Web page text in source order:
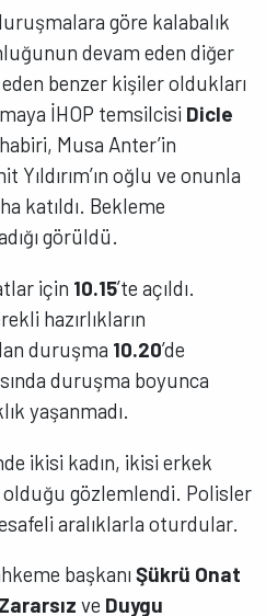
göre kalabalık
devam eden diğer
benzer kişiler oldukları
İHOP temsilcisi Dicle
Musa Anter’in
Yıldırım’ın oğlu ve onunla
katıldı. Bekleme
görüldü.
için 10.15’te açıldı.
hazırlıkların
duruşma 10.20’de
duruşma boyunca
yaşanmadı.
ikisi kadın, ikisi erkek
gözlemlendi. Polisler
aralıklarla oturdular.
başkanıŞükrü Onat
ve Duygu